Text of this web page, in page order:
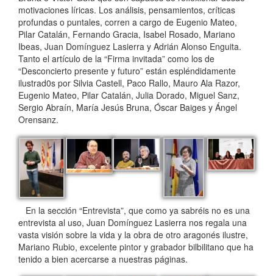
motivaciones líricas. Los análisis, pensamientos, críticas
profundas o puntales, corren a cargo de Eugenio Mateo,
Pilar Catalán, Fernando Gracia, Isabel Rosado, Mariano
Ibeas, Juan Domínguez Lasierra y Adrián Alonso Enguita.
Tanto el artículo de la “Firma invitada” como los de
“Desconcierto presente y futuro” están espléndidamente
ilustrad0s por Silvia Castell, Paco Rallo, Mauro Ala Razor,
Eugenio Mateo, Pilar Catalán, Julia Dorado, Miguel Sanz,
Sergio Abraín, María Jesús Bruna, Óscar Baiges y Ángel
Orensanz.
En la sección “Entrevista”, que como ya sabréis no es una
entrevista al uso, Juan Domínguez Lasierra nos regala una
vasta visión sobre la vida y la obra de otro aragonés ilustre,
Mariano Rubio, excelente pintor y grabador bilbilitano que ha
tenido a bien acercarse a nuestras páginas.